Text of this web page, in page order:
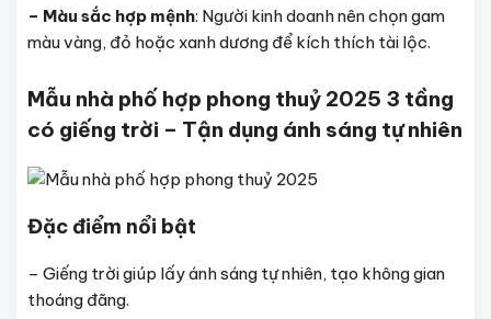
– Màu sắc hợp mệnh: Người kinh doanh nên chọn gam
màu vàng, đỏ hoặc xanh dương để kích thích tài lộc.
Mẫu nhà phố hợp phong thuỷ 2025 3 tầng
có giếng trời – Tận dụng ánh sáng tự nhiên
Đặc điểm nổi bật
– Giếng trời giúp lấy ánh sáng tự nhiên, tạo không gian
thoáng đãng.